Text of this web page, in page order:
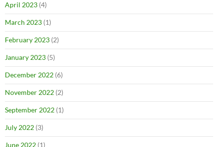
April 2023 (4)
March 2023 (1)
February 2023 (2)
January 2023 (5)
December 2022 (6)
November 2022 (2)
September 2022 (1)
July 2022 (3)
June 2022 (1)